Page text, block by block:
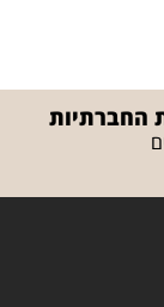
החברתיות